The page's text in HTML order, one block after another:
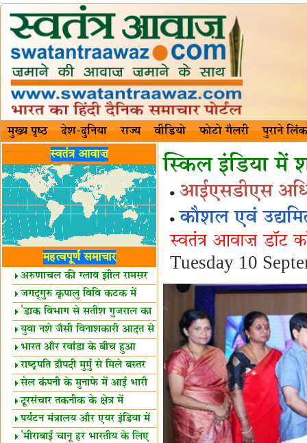
मुख्य पृष्ठ देश-दुनिया राज्य वीडियो फोटो गैलरी पुराने लिंक
स्वतंत्र आवाज़
महत्वपूर्ण समाचार
अरुणाचल की ग्लाव झील रामसर
स्थल घोषित
जगद्गुरु कृपालु विवि कटक में
शैक्षिक सत्र शुरू
'डाक विभाग से सतीश गुजराल का
रिश्ता गहरा'
युवा नशे जैसी विनाशकारी आदत से
दूर रहें-मोदी
भारत और रवांडा के बीच हुआ
व्यापार विस्तार
राष्ट्रपति द्रौपदी मुर्मु से मिले बस्तर
के प्रतिनिधि
सेल कंपनी के मुनाफे में आई भारी
उछाल!
दूरसंचार तकनीक के क्षेत्र में
उत्कृष्टता पुरस्कार
पर्यटन मंत्रालय और एयर इंडिया में
समझौता
'मीराबाई चानू हर भारतीय के लिए
स्किल इंडिया में
आईएसडीएस
कौशल एवं
स्वतंत्र आवाज़ डॉट
Tuesday 10